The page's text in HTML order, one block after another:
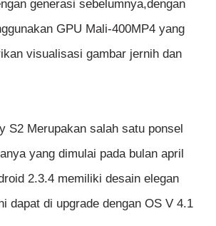
generasi sebelumnya,dengan
GPU Mali-400MP4 yang
visualisasi gambar jernih dan
S2 Merupakan salah satu ponsel
yang dimulai pada bulan april
2.3.4 memiliki desain elegan
dapat di upgrade dengan OS V 4.1